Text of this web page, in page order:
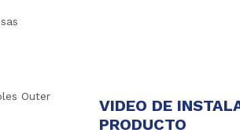
Outer
VIDEO DE
PRODUCTO